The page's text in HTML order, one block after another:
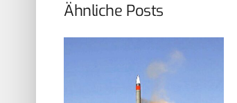
Ähnliche Posts